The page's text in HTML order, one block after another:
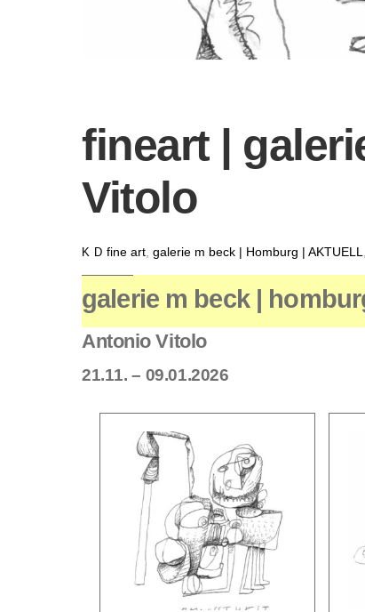
fineart |
Vitolo
K D fine art, galerie m beck | Homburg | AKTUELL
galerie m beck |
Antonio Vitolo
21.11. – 09.01.2026